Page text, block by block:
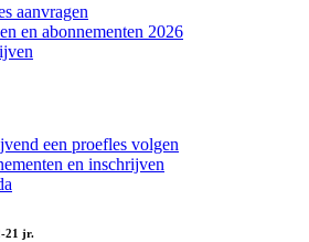
aanvragen
en abonnementen 2026
een proefles volgen
en inschrijven
21 jr.